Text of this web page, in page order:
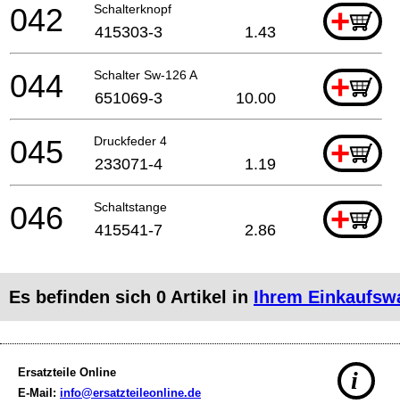
Schalterknopf +
042 415303-3 1.43
Schalter Sw-126 A +
044 651069-3 10.00
Druckfeder 4 +
045 233071-4 1.19
Schaltstange +
046 415541-7 2.86
Es befinden sich 0 Artikel in Ihrem
Ersatzteile Online
E-Mail: info@ersatzteileonline.de i